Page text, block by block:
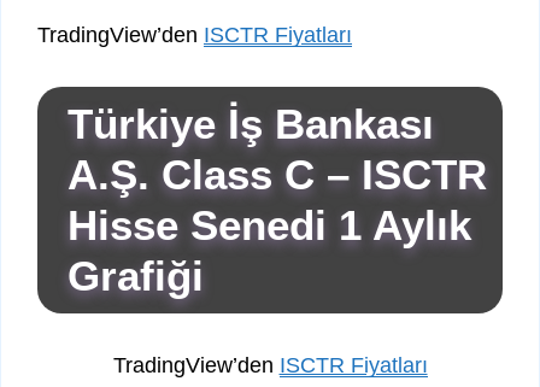
TradingView’den ISCTR Fiyatları
Türkiye İş Bankası
A.Ş. Class C – ISCTR
Hisse Senedi 1 Aylık
Grafiği
TradingView’den ISCTR Fiyatları